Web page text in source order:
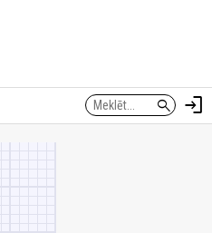
search login